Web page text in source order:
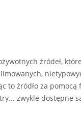
źródeł,
to źródło za
zwykle dostępne